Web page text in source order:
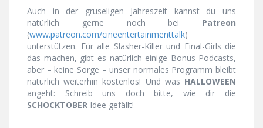
Auch in der gruseligen Jahreszeit kannst du uns
natürlich gerne noch bei Patreon
(www.patreon.com/cineentertainmenttalk)
unterstützen. Für alle Slasher-Killer und Final-Girls die
das machen, gibt es natürlich einige Bonus-Podcasts,
aber – keine Sorge – unser normales Programm bleibt
natürlich weiterhin kostenlos! Und was HALLOWEEN
angeht: Schreib uns doch bitte, wie dir die
SCHOCKTOBER Idee gefällt!